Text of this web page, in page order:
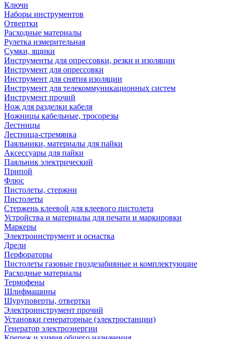
Ключи
Наборы инструментов
Отвертки
Расходные материалы
Рулетка измерительная
Сумки, ящики
Инструменты для опрессовки, резки и изоляции
Инструмент для опрессовки
Инструмент для снятия изоляции
Инструмент для телекоммуникационных систем
Инструмент прочий
Нож для разделки кабеля
Ножницы кабельные, тросорезы
Лестницы
Лестница-стремянка
Паяльники, материалы для пайки
Аксессуары для пайки
Паяльник электрический
Припой
Флюс
Пистолеты, стержни
Пистолеты
Стержень клеевой для клеевого пистолета
Устройства и материалы для печати и маркировки
Маркеры
Электроинструмент и оснастка
Дрели
Перфораторы
Пистолеты газовые гвоздезабивные и комплектующие
Расходные материалы
Термофены
Шлифмашины
Шуруповерты, отвертки
Электроинструмент прочий
Установки генераторные (электростанции)
Генератор электроэнергии